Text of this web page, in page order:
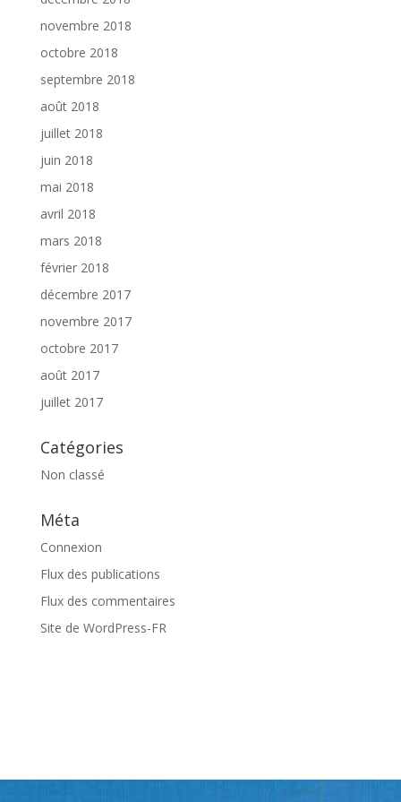
novembre 2018
octobre 2018
septembre 2018
août 2018
juillet 2018
juin 2018
mai 2018
avril 2018
mars 2018
février 2018
décembre 2017
novembre 2017
octobre 2017
août 2017
juillet 2017
Catégories
Non classé
Méta
Connexion
Flux des publications
Flux des commentaires
Site de WordPress-FR